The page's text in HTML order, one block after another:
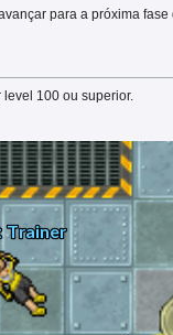
para a próxima fase
level 100 ou superior.